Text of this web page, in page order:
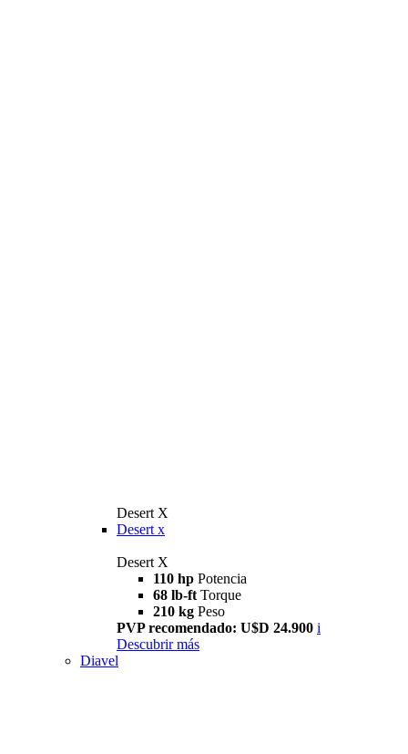
Desert X
Desert x
Desert X
110 hp Potencia
68 lb-ft Torque
210 kg Peso
PVP recomendado: U$D 24.900 i
Descubrir más
Diavel